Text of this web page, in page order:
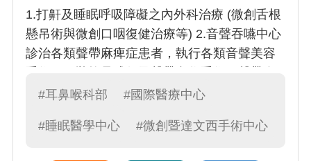
1.打鼾及睡眠呼吸障礙之內外科治療 (微創舌根
懸吊術與微創口咽復健治療等) 2.音聲吞嚥中心
診治各類聲帶麻痺症患者，執行各類音聲美容
體脂肪注射與玻尿酸注射手術 3.達文西機械臂
腫瘤切除及相關手術 4.鼻部疾病(鼻息肉症、鼻
#耳鼻喉科部 #國際醫療中心
#睡眠醫學中心 #微創暨達文西手術中心